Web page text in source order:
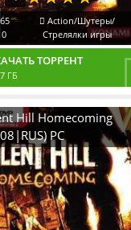
Action/Шутеры/
Стрелялки игры
ТОРРЕНТ
ГБ
Hill Homecoming
PC